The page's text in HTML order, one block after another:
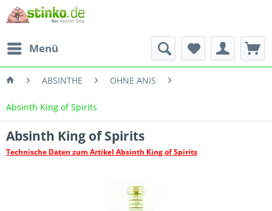
Menü
ABSINTHE OHNE ANIS
Absinth King of Spirits
Absinth King of Spirits
Technische Daten zum Artikel Absinth King of Spirits